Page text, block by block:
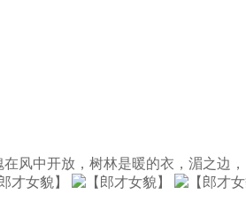
风中开放，树林是暖的衣，湄之边